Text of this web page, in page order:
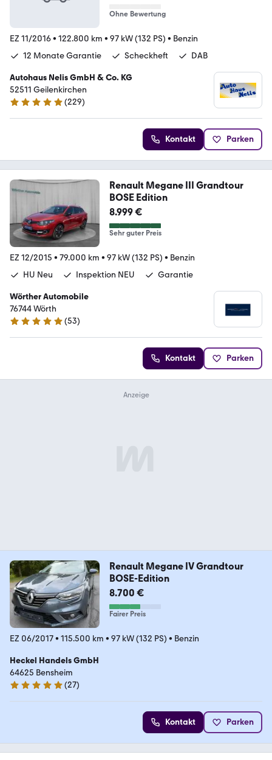
Ohne Bewertung
EZ 11/2016• 122.800 km • 97 kW (132 PS) • Benzin
12 Monate Garantie
Scheckheft DAB
Autohaus Nelis GmbH & Co. KG
52511 Geilenkirchen
4.9 Sterne
(229)
Kontakt Parken
Renault Megane III Grandtour
BOSE Edition
8.999 €
Sehr guter Preis
EZ 12/2015 • 79.000 km • 97 kW (132 PS) • Benzin
HU Neu
Inspektion NEU Garantie
Wörther Automobile
76744 Wörth
4.8 Sterne
(53)
Kontakt Parken
Renault Megane IV Grandtour
BOSE-Edition
8.700 €
Fairer Preis
EZ 06/2017• 115.500 km • 97 kW (132 PS) • Benzin
Heckel Handels GmbH
64625 Bensheim
4.8 Sterne
(27)
Kontakt Parken